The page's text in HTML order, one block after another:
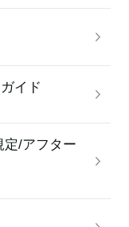
イド
定/アフター